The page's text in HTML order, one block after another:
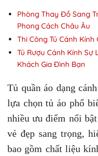
Phòng Thay Đồ Sang
Phong Cách Châu Âu
Thi Công Tủ Cánh Kính
Tủ Rượu Cánh Kính Sự
Khách Gia Đình Bạn
Tủ quần áo dạng
lựa chọn tủ áo phổ
nhiều ưu điểm nổi
vẻ đẹp sang trọng,
bao gồm chất liệu